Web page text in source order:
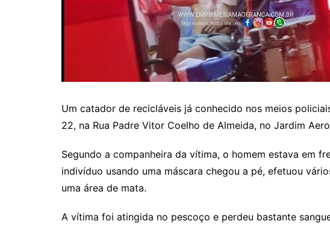
Um catador de recicláveis já conhecido nos meios
22, na Rua Padre Vitor Coelho de Almeida, no Jardim
Segundo a companheira da vítima, o homem estava em
indivíduo usando uma máscara chegou a pé, efetuou
uma área de mata.
A vítima foi atingida no pescoço e perdeu bastante